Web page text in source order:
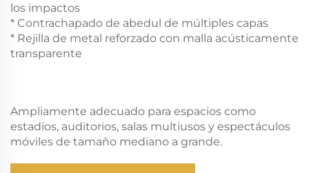
los impactos
* Contrachapado de abedul de múltiples capas
* Rejilla de metal reforzado con malla acústicamente
transparente
Ampliamente adecuado para espacios como
estadios, auditorios, salas multiusos y espectáculos
móviles de tamaño mediano a grande.